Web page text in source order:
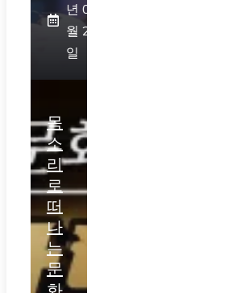
년 07
월 28
일
목
소
리
로
떠
나
는
문